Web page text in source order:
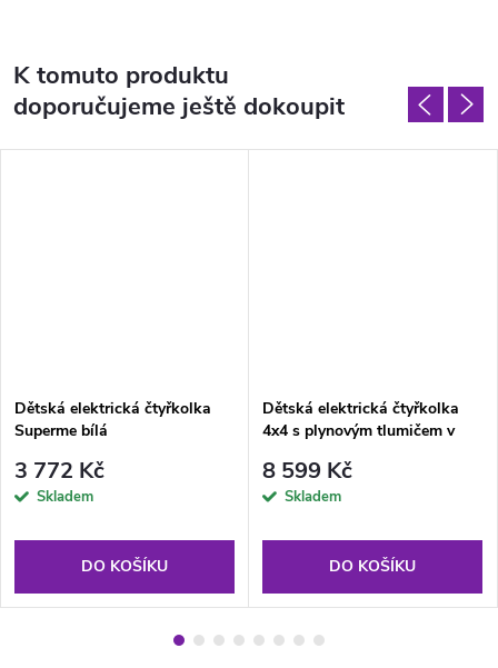
K tomuto produktu
doporučujeme ještě dokoupit
Dětská elektrická čtyřkolka
Superme bílá
3 772 Kč
Skladem
DO KOŠÍKU
Dětská elektrická čtyřkolka
4x4 s plynovým tlumičem v
8 599 Kč
Skladem
DO KOŠÍKU